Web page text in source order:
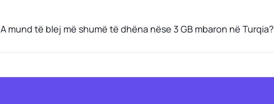
A mund të blej më shumë të dhëna nëse 3 GB mbaron në Turqia?